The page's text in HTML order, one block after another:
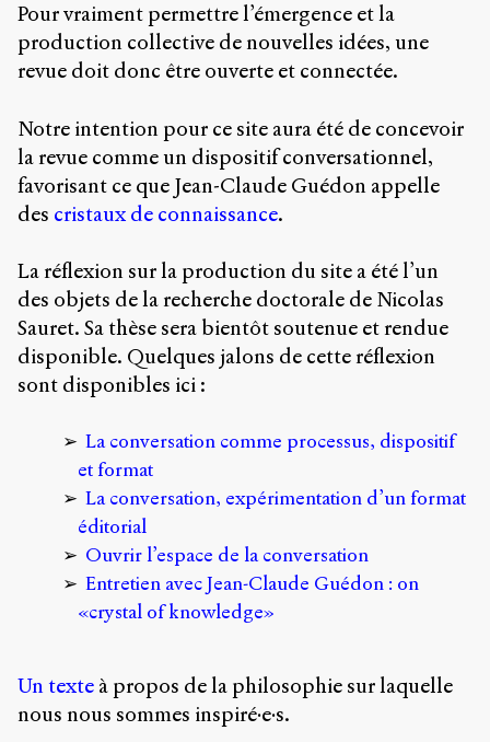
(QC)
J4K
0B7
ISSN
2104-
3272
Sens
0.1
(2020/03)
Typographies
:
Jannon
Foundry
Vernon
Adams.
été
par
Pour vraiment permettre l’émergence et la
production collective de nouvelles idées, une
revue doit donc être ouverte et connectée.
Notre intention pour ce site aura été de concevoir
la revue comme un dispositif conversationnel,
favorisant ce que Jean-Claude Guédon appelle
des cristaux de connaissance.
La réflexion sur la production du site a été l’un
des objets de la recherche doctorale de Nicolas
Sauret. Sa thèse sera bientôt soutenue et rendue
disponible. Quelques jalons de cette réflexion
sont disponibles ici :
La conversation comme processus, dispositif
et format
La conversation, expérimentation d’un format
éditorial
Ouvrir l’espace de la conversation
Entretien avec Jean-Claude Guédon : on
«crystal of knowledge»
Un texte à propos de la philosophie sur laquelle
nous nous sommes inspiré·e·s.